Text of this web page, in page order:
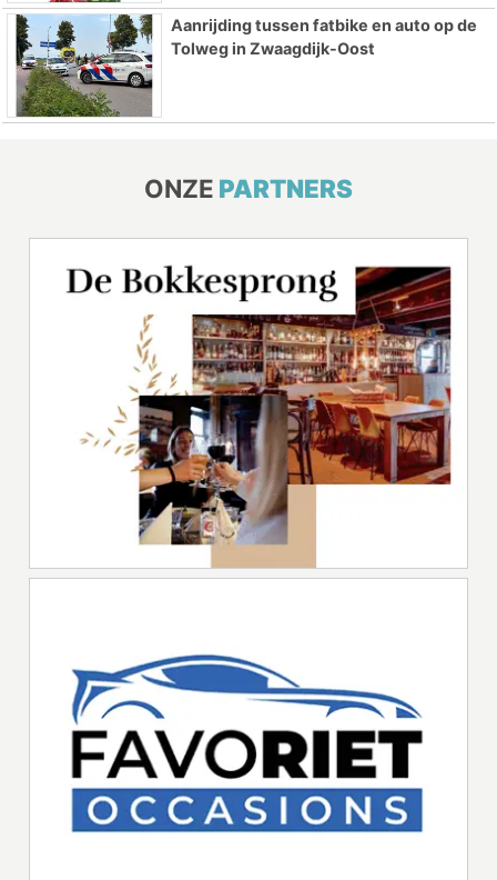
Aanrijding tussen fatbike en auto op de
Tolweg in Zwaagdijk-Oost
ONZE PARTNERS